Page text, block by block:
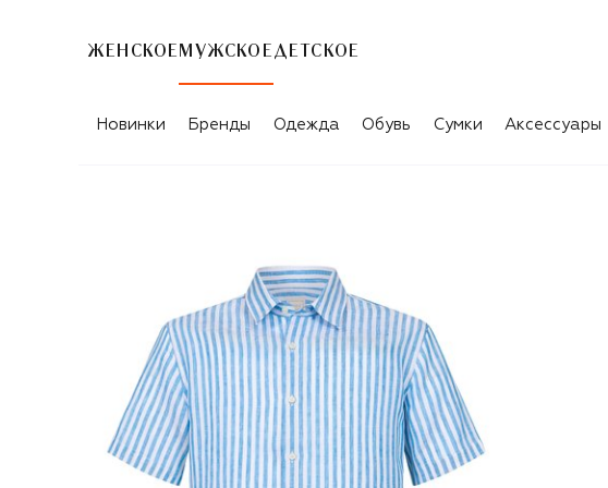
ЖЕНСКОЕ МУЖСКОЕ ДЕТСКОЕ
Новинки Бренды Одежда Обувь Сумки Аксессуары